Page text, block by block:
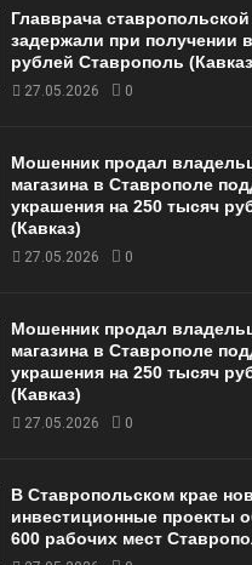
Главврача
задержали при получении
рублей Ставрополь
27.05.2026 0
Мошенник продал
магазина в Ставрополе
украшения на 250 тысяч
(Кавказ)
27.05.2026 0
Мошенник продал
магазина в Ставрополе
украшения на 250 тысяч
(Кавказ)
27.05.2026 0
В Ставропольском крае
инвестиционные проекты
600 рабочих мест